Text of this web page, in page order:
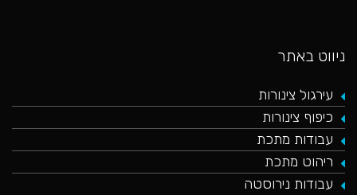
ניווט באתר
עירגול צינורות
כיפוף צינורות
עבודות מתכת
ריהוט מתכת
עבודות נירוסטה